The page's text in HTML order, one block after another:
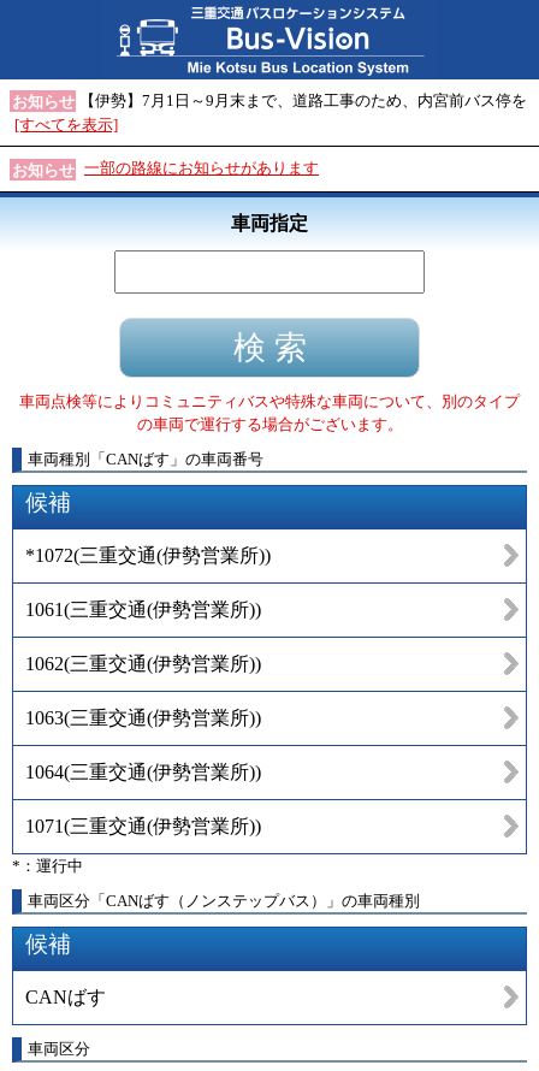
お知らせ
【伊勢】7月1日～9月末まで、道路工事のため、内宮前バス停を
[すべてを表示]
お知らせ 一部の路線にお知らせがあります
車両指定
車両点検等によりコミュニティバスや特殊な車両について、別のタイプ
の車両で運行する場合がございます。
車両種別
「 CANばす 」 の車両番号
候補
*1072(三重交通(伊勢営業所))
1061(三重交通(伊勢営業所))
1062(三重交通(伊勢営業所))
1063(三重交通(伊勢営業所))
1064(三重交通(伊勢営業所))
1071(三重交通(伊勢営業所))
*：運行中
車両区分「CANばす（ノンステップバス）」の車両種別
候補
CANばす
車両区分